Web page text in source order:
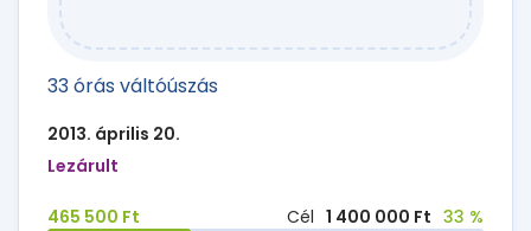
33 órás váltóúszás
2013. április 20.
Lezárult
465 500 Ft Cél 1 400 000 Ft 33 %